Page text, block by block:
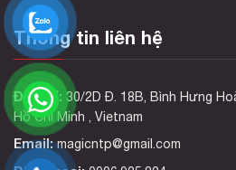
Thông tin liên hệ
Địa chỉ: 30/2D Đ. 18B, Bình Hưng
Hồ Chí Minh , Vietnam
Email:magicntp@gmail.com